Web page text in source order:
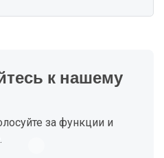
к нашему
за функции и